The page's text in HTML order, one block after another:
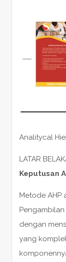
Analitycal
LATAR
Keputusan
Metode AHP
dengan
yang